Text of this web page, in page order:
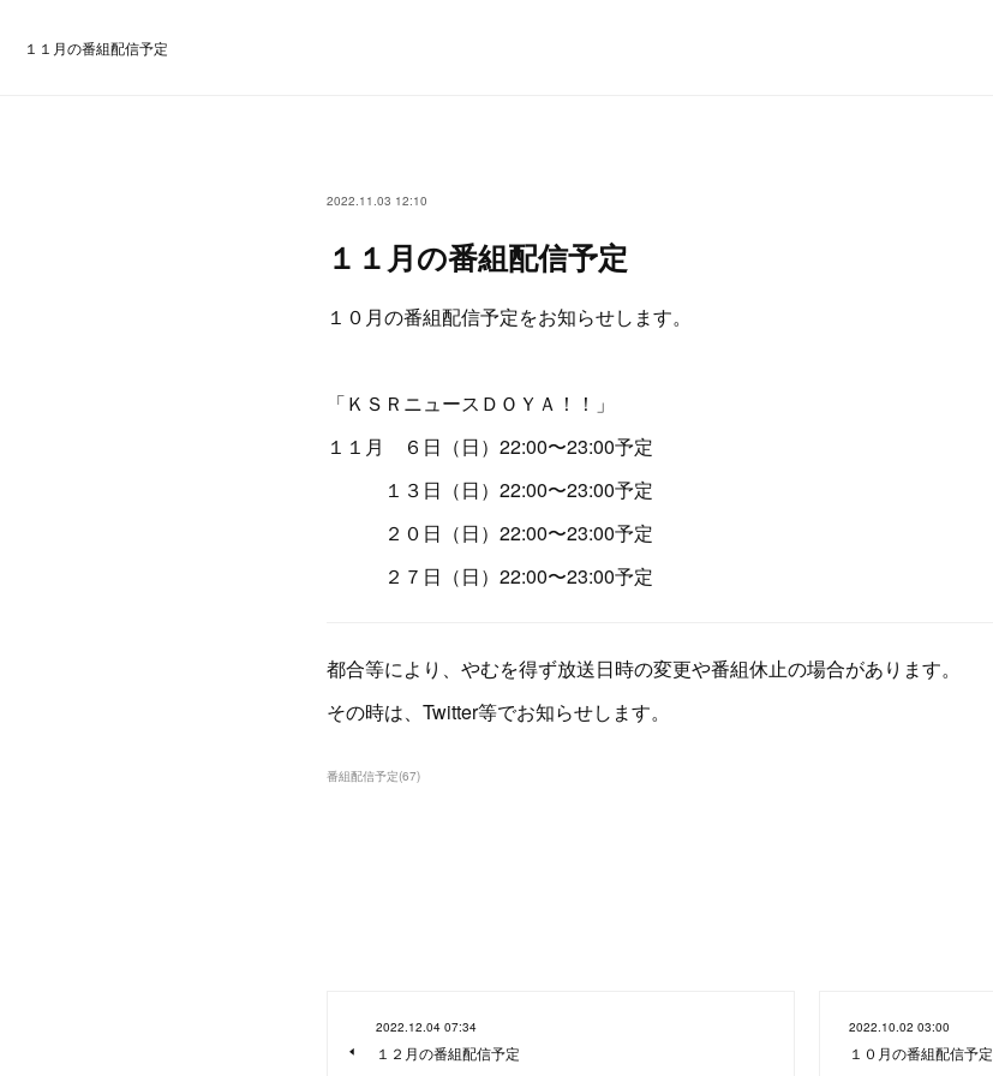
１１月の番組配信予定
2022.11.03 12:10
１１月の番組配信予定
１０月の番組配信予定をお知らせします。
「ＫＳＲニュースＤＯＹＡ！！」
１１月 ６日（日）22:00〜23:00予定
１３日（日）22:00〜23:00予定
２０日（日）22:00〜23:00予定
２７日（日）22:00〜23:00予定
都合等により、やむを得ず放送日時の変更や番組休止の場合があります。
その時は、Twitter等でお知らせします。
番組配信予定(67)
2022.12.04 07:34
１２月の番組配信予定
2022.10.02 03:00
１０月の番組配信予定